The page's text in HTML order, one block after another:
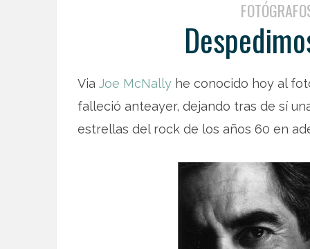
Via Joe McNally he conocido hoy al
falleció anteayer, dejando tras de sí
estrellas del rock de los años 60 en